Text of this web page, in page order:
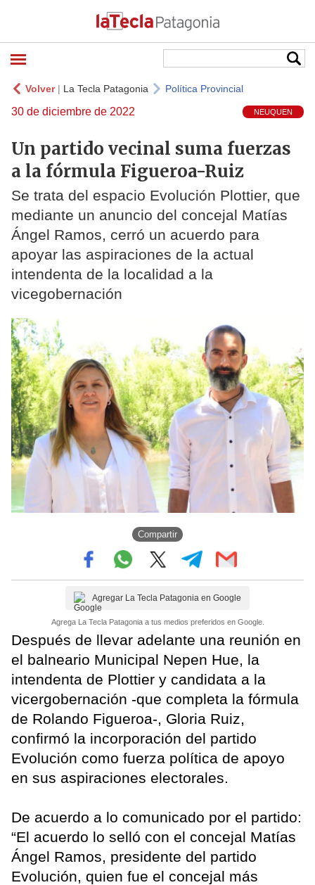
Volver| La Tecla Patagonia Política Provincial
30 de diciembre de 2022 NEUQUEN
Un partido vecinal suma fuerzas
a la fórmula Figueroa-Ruiz
Se trata del espacio Evolución Plottier, que
mediante un anuncio del concejal Matías
Ángel Ramos, cerró un acuerdo para
apoyar las aspiraciones de la actual
intendenta de la localidad a la
vicegobernación
Compartir
Agregar La Tecla Patagonia en Google
Agrega La Tecla Patagonia a tus medios preferidos en Google.
Después de llevar adelante una reunión en
el balneario Municipal Nepen Hue, la
intendenta de Plottier y candidata a la
vicergobernación -que completa la fórmula
de Rolando Figueroa-, Gloria Ruiz,
confirmó la incorporación del partido
Evolución como fuerza política de apoyo
en sus aspiraciones electorales.
De acuerdo a lo comunicado por el partido:
“El acuerdo lo selló con el concejal Matías
Ángel Ramos, presidente del partido
Evolución, quien fue el concejal más